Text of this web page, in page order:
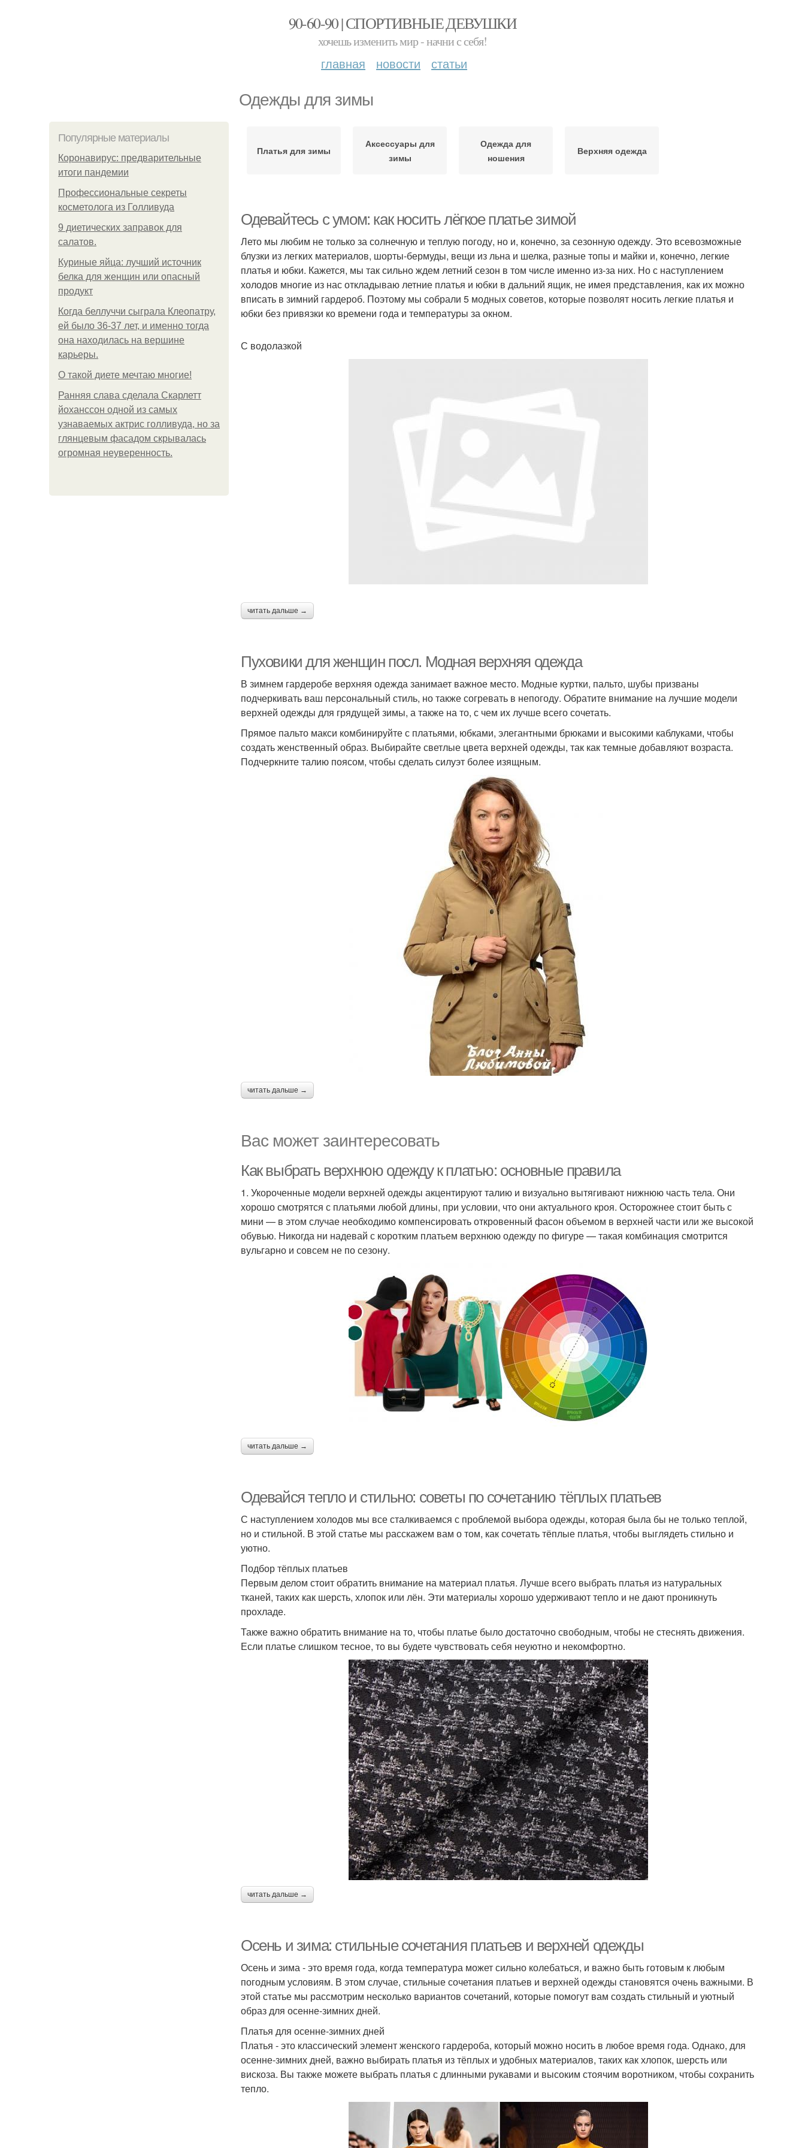
90-60-90 | СПОРТИВНЫЕ ДЕВУШКИ
хочешь изменить мир - начни с себя!
главная новости статьи
Одежды для зимы
Популярные материалы
Коронавирус: предварительные
итоги пандемии
Профессиональные секреты
косметолога из Голливуда
9 диетических заправок для
салатов.
Куриные яйца: лучший источник
белка для женщин или опасный
продукт
Когда беллуччи сыграла Клеопатру,
ей было 36-37 лет, и именно тогда
она находилась на вершине
карьеры.
О такой диете мечтаю многие!
Ранняя слава сделала Скарлетт
йоханссон одной из самых
узнаваемых актрис голливуда, но за
глянцевым фасадом скрывалась
огромная неуверенность.
Платья для зимы
Аксессуары для
зимы
Одежда для
ношения
Верхняя одежда
Одевайтесь с умом: как носить лёгкое платье зимой
Лето мы любим не только за солнечную и теплую погоду, но и, конечно, за сезонную одежду. Это всевозможные
блузки из легких материалов, шорты-бермуды, вещи из льна и шелка, разные топы и майки и, конечно, легкие
платья и юбки. Кажется, мы так сильно ждем летний сезон в том числе именно из-за них. Но с наступлением
холодов многие из нас откладываю летние платья и юбки в дальний ящик, не имея представления, как их можно
вписать в зимний гардероб. Поэтому мы собрали 5 модных советов, которые позволят носить легкие платья и
юбки без привязки ко времени года и температуры за окном.
С водолазкой
читать дальше →
Пуховики для женщин посл. Модная верхняя одежда
В зимнем гардеробе верхняя одежда занимает важное место. Модные куртки, пальто, шубы призваны
подчеркивать ваш персональный стиль, но также согревать в непогоду. Обратите внимание на лучшие модели
верхней одежды для грядущей зимы, а также на то, с чем их лучше всего сочетать.
Прямое пальто макси комбинируйте с платьями, юбками, элегантными брюками и высокими каблуками, чтобы
создать женственный образ. Выбирайте светлые цвета верхней одежды, так как темные добавляют возраста.
Подчеркните талию поясом, чтобы сделать силуэт более изящным.
читать дальше →
Вас может заинтересовать
Как выбрать верхнюю одежду к платью: основные правила
1. Укороченные модели верхней одежды акцентируют талию и визуально вытягивают нижнюю часть тела. Они
хорошо смотрятся с платьями любой длины, при условии, что они актуального кроя. Осторожнее стоит быть с
мини — в этом случае необходимо компенсировать откровенный фасон объемом в верхней части или же высокой
обувью. Никогда ни надевай с коротким платьем верхнюю одежду по фигуре — такая комбинация смотрится
вульгарно и совсем не по сезону.
читать дальше →
Одевайся тепло и стильно: советы по сочетанию тёплых платьев
С наступлением холодов мы все сталкиваемся с проблемой выбора одежды, которая была бы не только теплой,
но и стильной. В этой статье мы расскажем вам о том, как сочетать тёплые платья, чтобы выглядеть стильно и
уютно.
Подбор тёплых платьев
Первым делом стоит обратить внимание на материал платья. Лучше всего выбрать платья из натуральных
тканей, таких как шерсть, хлопок или лён. Эти материалы хорошо удерживают тепло и не дают проникнуть
прохладе.
Также важно обратить внимание на то, чтобы платье было достаточно свободным, чтобы не стеснять движения.
Если платье слишком тесное, то вы будете чувствовать себя неуютно и некомфортно.
читать дальше →
Осень и зима: стильные сочетания платьев и верхней одежды
Осень и зима - это время года, когда температура может сильно колебаться, и важно быть готовым к любым
погодным условиям. В этом случае, стильные сочетания платьев и верхней одежды становятся очень важными. В
этой статье мы рассмотрим несколько вариантов сочетаний, которые помогут вам создать стильный и уютный
образ для осенне-зимних дней.
Платья для осенне-зимних дней
Платья - это классический элемент женского гардероба, который можно носить в любое время года. Однако, для
осенне-зимних дней, важно выбирать платья из тёплых и удобных материалов, таких как хлопок, шерсть или
вискоза. Вы также можете выбрать платья с длинными рукавами и высоким стоячим воротником, чтобы сохранить
тепло.